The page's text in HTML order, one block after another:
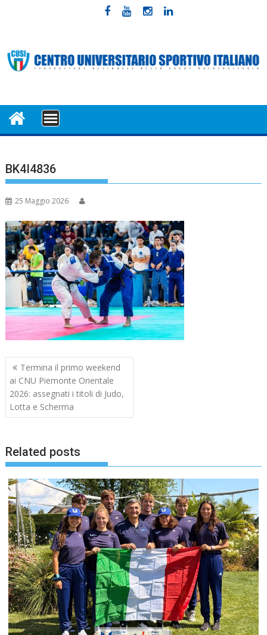
MENU
BK4I4836
25 Maggio 2026
Navigazione
articoli
Termina il primo weekend
ai CNU Piemonte Orientale
2026: assegnati i titoli di Judo,
Lotta e Scherma
Related posts